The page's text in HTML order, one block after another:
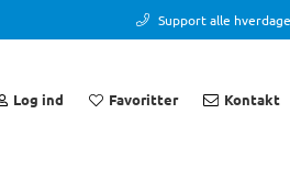
Support alle hverdage
Log ind Favoritter Kontakt